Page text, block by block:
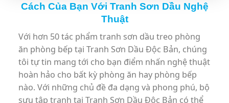
Cách Của Bạn Với Tranh Sơn Dầu Nghệ
Thuật
Với hơn 50 tác phẩm tranh sơn dầu treo phòng
ăn phòng bếp tại Tranh Sơn Dầu Độc Bản, chúng
tôi tự tin mang tới cho bạn điểm nhấn nghệ thuật
hoàn hảo cho bất kỳ phòng ăn hay phòng bếp
nào. Với những chủ đề đa dạng và phong phú, bộ
sưu tập tranh tại Tranh Sơn Dầu Độc Bản có thể